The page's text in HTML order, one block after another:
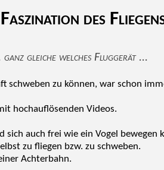
Faszination des
ganz gleiche welches Fluggerät ...
schweben zu können, war schon
hochauflösenden Videos.
auch frei wie ein Vogel
zu fliegen bzw. zu schweben.
Achterbahn.